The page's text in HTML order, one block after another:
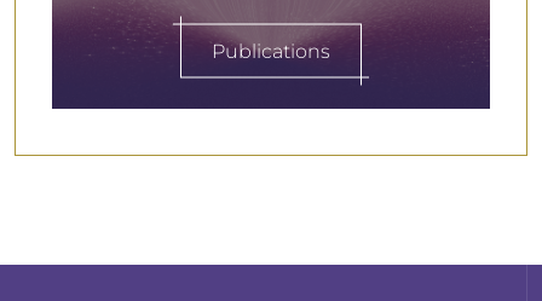
Publications